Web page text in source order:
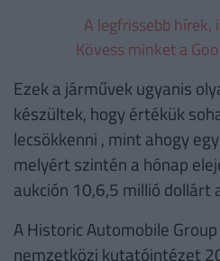
A legfrissebb hírek,
Kövess minket a
Ezek a járművek ugyanis
készültek, hogy értékük
lecsökkenni , mint ahogy
melyért szintén a hónap
aukción 10,6,5 millió dollárt
A Historic Automobile
nemzetközi kutatóintézet